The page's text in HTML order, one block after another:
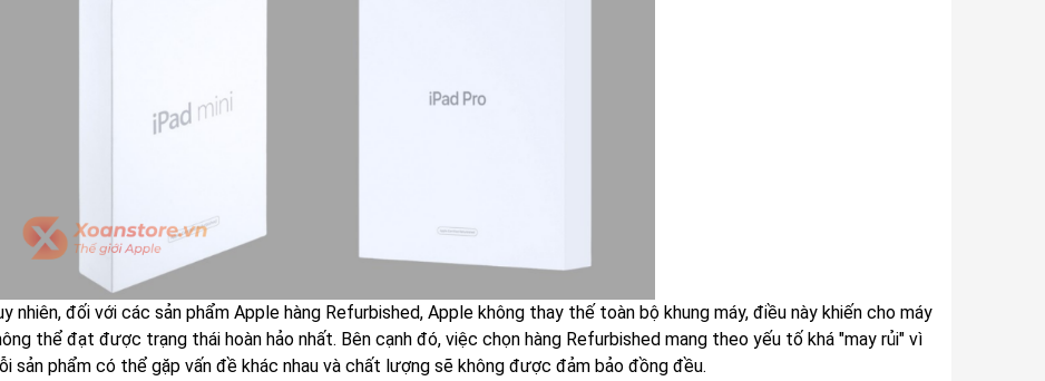
nhiên, đối với các sản phẩm Apple hàng Refurbished, Apple không thay thế toàn bộ khung máy, điều này khiến cho máy
thể đạt được trạng thái hoàn hảo nhất. Bên cạnh đó, việc chọn hàng Refurbished mang theo yếu tố khá "may rủi" vì
sản phẩm có thể gặp vấn đề khác nhau và chất lượng sẽ không được đảm bảo đồng đều.